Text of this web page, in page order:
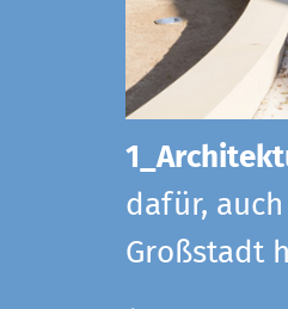
dafür,
Großstadt